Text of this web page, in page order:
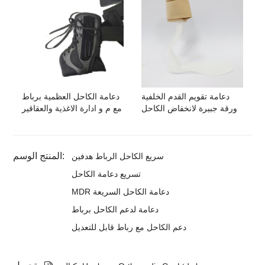
دعامة الكاحل العظمية برباط
مع م و ادارة الاغذية والعقاقير
دعامة تقويم القدم الخلفية
ورقة جبيرة لانخفاض الكاحل
المنتج الوسم:
سريع الكاحل الرباط هدفين
تسريع دعامة الكاحل
MDR دعامة الكاحل السريعة
دعامة لدعم الكاحل برباط
دعم الكاحل مع رباط قابل للتعديل